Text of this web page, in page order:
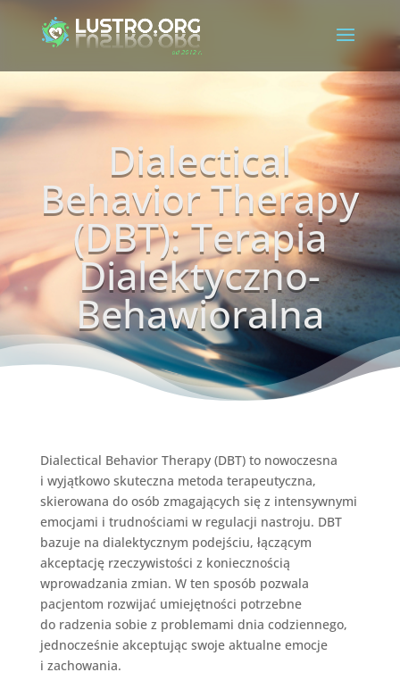
Dialectical
Behavior Therapy
(DBT): Terapia
Dialektyczno-
Behawioralna
Dialectical Behavior Therapy (DBT) to nowoczesna
i wyjątkowo skuteczna metoda terapeutyczna,
skierowana do osób zmagających się z intensywnymi
emocjami i trudnościami w regulacji nastroju. DBT
bazuje na dialektycznym podejściu, łączącym
akceptację rzeczywistości z koniecznością
wprowadzania zmian. W ten sposób pozwala
pacjentom rozwijać umiejętności potrzebne
do radzenia sobie z problemami dnia codziennego,
jednocześnie akceptując swoje aktualne emocje
i zachowania.